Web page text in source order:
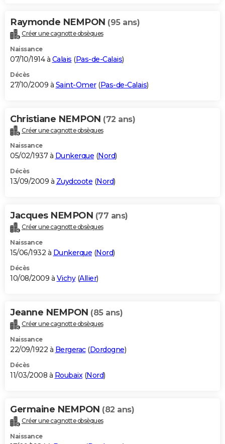
Raymonde NEMPON (95 ans)
Créer une cagnotte obsèques
Naissance
07/10/1914 à Calais (Pas-de-Calais)
Décès
27/10/2009 à Saint-Omer(Pas-de-Calais)
Christiane NEMPON (72 ans)
Créer une cagnotte obsèques
Naissance
05/02/1937 à Dunkerque (Nord)
Décès
13/09/2009 à Zuydcoote (Nord)
Jacques NEMPON (77 ans)
Créer une cagnotte obsèques
Naissance
15/06/1932 à Dunkerque (Nord)
Décès
10/08/2009 à Vichy(Allier)
Jeanne NEMPON (85 ans)
Créer une cagnotte obsèques
Naissance
22/09/1922 à Bergerac(Dordogne)
Décès
11/03/2008 à Roubaix(Nord)
Germaine NEMPON (82 ans)
Créer une cagnotte obsèques
Naissance